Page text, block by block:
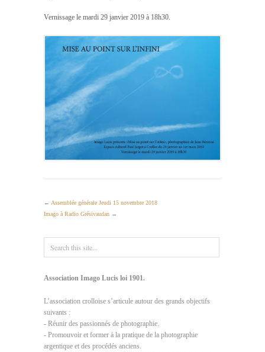
Vernissage le mardi 29 janvier 2019 à 18h30.
← Assemblée générale Jeudi 15 novembre 2018
Imago à Radio Grésivaudan →
Association Imago Lucis loi 1901.
L’association crolloise s’articule autour des grands objectifs
suivants :
- Réunir des passionnés de photographie.
- Promouvoir et former à la pratique de la photographie
argentique et des procédés anciens.